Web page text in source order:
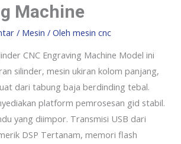
Machine
/ Mesin / Olehmesin cnc
CNC Engraving Machine Model ini
silinder, mesin ukiran kolom panjang,
dari tabung baja berdinding tebal.
platform pemrosesan gid stabil.
yang diimpor. Transmisi USB dari
DSP Tertanam, memori flash